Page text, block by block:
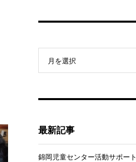
月を選択
最新記事
錦岡児童センター活動サポート